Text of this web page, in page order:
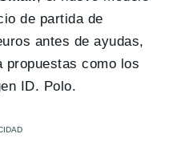
de partida de
antes de ayudas,
propuestas como los
ID. Polo.